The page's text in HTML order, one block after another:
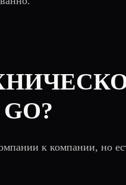
к компании, но